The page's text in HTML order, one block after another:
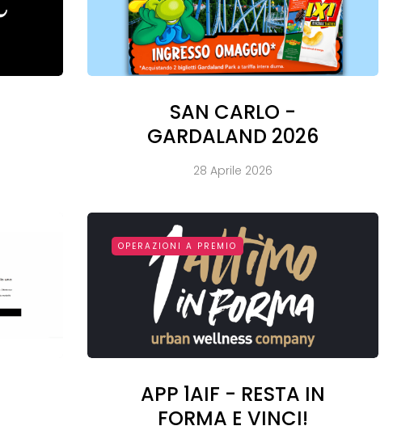
SAN CARLO -
GARDALAND 2026
28 Aprile 2026
OPERAZIONI A PREMIO
APP 1AIF - RESTA IN
FORMA E VINCI!